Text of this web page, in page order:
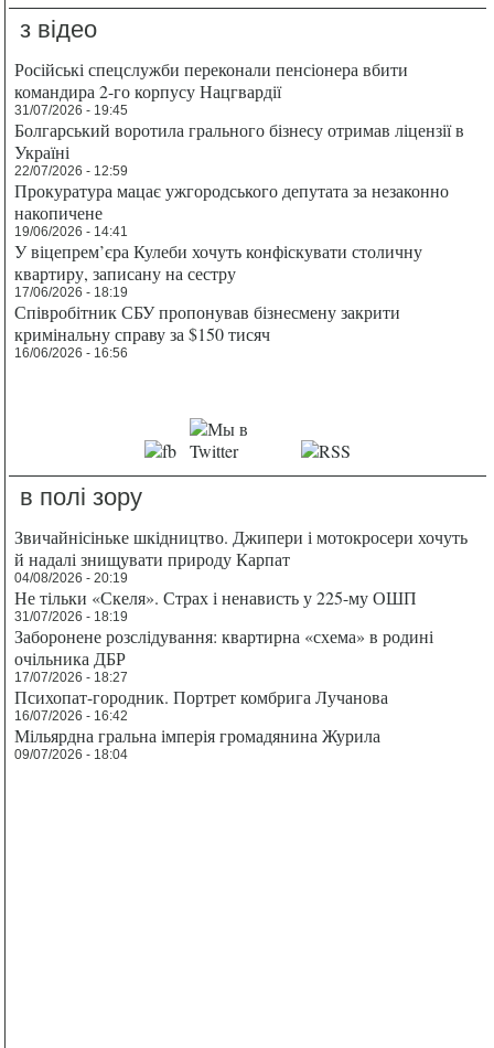
з відео
Російські спецслужби переконали пенсіонера вбити
командира 2-го корпусу Нацгвардії
31/07/2026 - 19:45
Болгарський воротила грального бізнесу отримав ліцензії в
Україні
22/07/2026 - 12:59
Прокуратура мацає ужгородського депутата за незаконно
накопичене
19/06/2026 - 14:41
У віцепрем’єра Кулеби хочуть конфіскувати столичну
квартиру, записану на сестру
17/06/2026 - 18:19
Співробітник СБУ пропонував бізнесмену закрити
кримінальну справу за $150 тисяч
16/06/2026 - 16:56
в полі зору
Звичайнісіньке шкідництво. Джипери і мотокросери хочуть
й надалі знищувати природу Карпат
04/08/2026 - 20:19
Не тільки «Скеля». Страх і ненависть у 225-му ОШП
31/07/2026 - 18:19
Заборонене розслідування: квартирна «схема» в родині
очільника ДБР
17/07/2026 - 18:27
Психопат-городник. Портрет комбрига Лучанова
16/07/2026 - 16:42
Мільярдна гральна імперія громадянина Журила
09/07/2026 - 18:04